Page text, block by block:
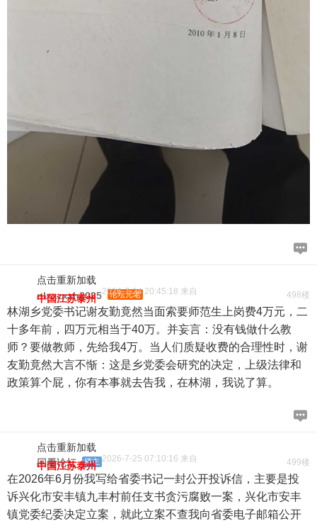
点击重新加载
498楼
nlxxzxzh2035 论坛元老
2026-7-24 20:45:18 来自
中国江苏泰州
林湖乡党委书记谢友勤竟然当面索要师范生上岗费4万元，二
十多年前，四万元相当于40万。并妄言：没有钱做什么教
师？要做教师，先给我4万。当人们质疑收费的合理性时，谢
友勤竟然大言不惭：这是乡党委会研究的决定，上级法律和
政策算个屁，你有本事就去告我，在林湖，我说了算。
点击重新加载
499楼
回看论坛 楼主 2026-7-25 07:10:16 来自
中国江苏泰州
在2026年6月份我写给省委书记一封公开投诉信，主要是投
诉兴化市安丰镇九丰村前任支书贪污腐败一案，兴化市安丰
镇党委纪委决定立案，就此立案不查我向省委电子邮箱公开